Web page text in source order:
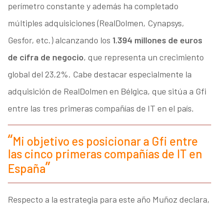
perímetro constante y además ha completado
múltiples adquisiciones (RealDolmen, Cynapsys,
Gesfor, etc.) alcanzando los 1.394 millones de euros
de cifra de negocio, que representa un crecimiento
global del 23,2%. Cabe destacar especialmente la
adquisición de RealDolmen en Bélgica, que sitúa a Gfi
entre las tres primeras compañías de IT en el país.
Mi objetivo es posicionar a Gfi entre
las cinco primeras compañías de IT en
España
Respecto a la estrategia para este año Muñoz declara,